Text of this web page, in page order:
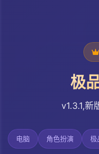
极
v1.3.1,新
电脑 角色扮演 极